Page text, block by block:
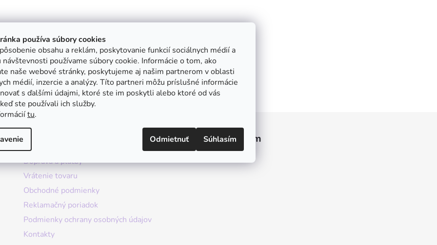
používa súbory cookies
obsahu a reklám, poskytovanie funkcií sociálnych médií a
návštevnosti používame súbory cookie. Informácie o tom, ako
naše webové stránky, poskytujeme aj našim partnerom v oblasti
médií, inzercie a analýzy. Títo partneri môžu príslušné informácie
s ďalšími údajmi, ktoré ste im poskytli alebo ktoré od vás
ste používali ich služby.
tu.
Odmietnuť Súhlasím
Doprava a platby
Vrátenie tovaru
Obchodné podmienky
Reklamačný poriadok
Podmienky ochrany osobných údajov
Kontakty
Instagram